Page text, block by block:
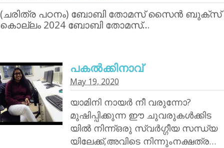
(ചരിത്ര പഠനം) ബോബി തോമസ് സൈന്‍ ബുക്‌സ്
കൊല്ലം 2024 ബോബി തോമസ്…
പകൽക്കിനാവ്‌
May 19, 2020
യാമിനി നായര്‍ നീ വരുന്നോ?
മുഷിപ്പിക്കുന്ന ഈ ചുവരുകൾക്കിട
യിൽ നിന്ന്ഒരു സ്വർഗ്ഗീയ സന്ധ്യ
യിലേക്ക്,അവിടെ നിന്നുംനക്ഷത്ര…